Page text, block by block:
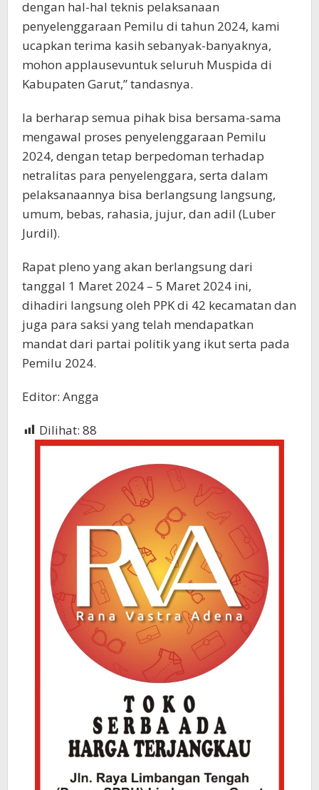
dengan hal-hal teknis pelaksanaan
penyelenggaraan Pemilu di tahun 2024, kami
ucapkan terima kasih sebanyak-banyaknya,
mohon applausevuntuk seluruh Muspida di
Kabupaten Garut,” tandasnya.
Ia berharap semua pihak bisa bersama-sama
mengawal proses penyelenggaraan Pemilu
2024, dengan tetap berpedoman terhadap
netralitas para penyelenggara, serta dalam
pelaksanaannya bisa berlangsung langsung,
umum, bebas, rahasia, jujur, dan adil (Luber
Jurdil).
Rapat pleno yang akan berlangsung dari
tanggal 1 Maret 2024 – 5 Maret 2024 ini,
dihadiri langsung oleh PPK di 42 kecamatan dan
juga para saksi yang telah mendapatkan
mandat dari partai politik yang ikut serta pada
Pemilu 2024.
Editor: Angga
Dilihat: 88